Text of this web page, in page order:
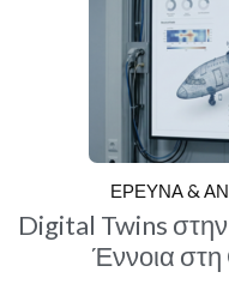
ΕΡΕΥΝΑ &
Digital Twins
Έννοια